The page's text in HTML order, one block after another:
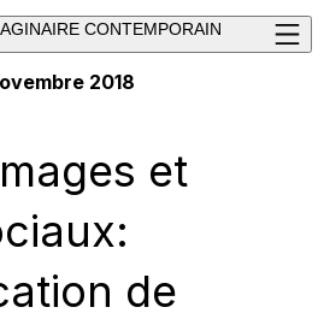
CONTEMPORAIN
2018
et
de